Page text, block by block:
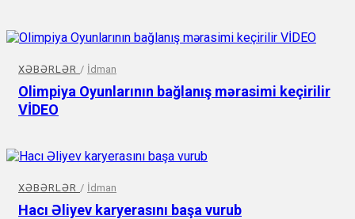
XƏBƏRLƏR / İdman
Olimpiya Oyunlarının bağlanış mərasimi keçirilir
VİDEO
XƏBƏRLƏR / İdman
Hacı Əliyev karyerasını başa vurub